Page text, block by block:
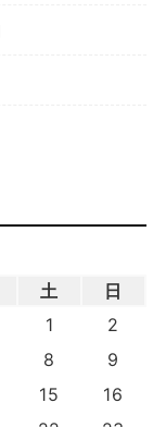
土
日
1
2
8
9
15
16